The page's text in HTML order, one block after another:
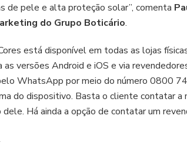
de pele e alta proteção solar”, comenta
do Grupo Boticário.
está disponível em todas as lojas
as versões Android e iOS e via
WhatsApp por meio do número 0800
do dispositivo. Basta o cliente contatar a
Há ainda a opção de contatar um